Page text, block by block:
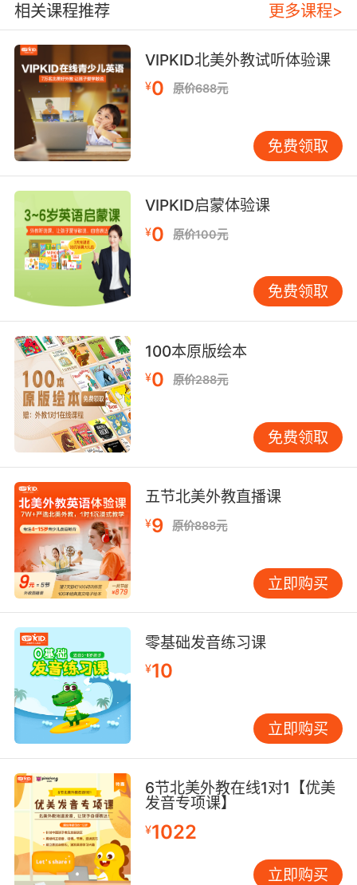
也恰恰是我们认为自己缺失的那一面，冠之以名
叫作“American Style"。真正的美国家长也面临
着和中国家长同样的一些问题，同时，美国也会
有很多持不同教育理念的家长。我们希望通过此
次活动，让中国家长们，近距离和美国妈妈聊一
聊，看看真实的美国人是如何对待孩子的教育问
题的，她们的困惑和经验是什么。
这一次，我们邀请在中国从事在线儿童英语
的美国辣妈Lane,听听看她是如何理解中美快乐教
育的差异。
【分享人介绍】
（Lane和2岁的女儿Stella）
现居北京的Lane，是一位有着传奇经历的美国辣
有过教学经验，对传递快乐教育理念有着无限的
热情。
她在广州结实了她的丈夫，一位新西兰人，作为
相关课程推荐 更多课程>
VIPKID北美外教试听体验课
¥0 原价688元
免费领取
VIPKID启蒙体验课
¥0 原价100元
免费领取
100本原版绘本
¥0 原价288元
免费领取
五节北美外教直播课
¥9 原价888元
立即购买
零基础发音练习课
¥10
立即购买
6节北美外教在线1对1【优美
发音专项课】
¥1022
立即购买